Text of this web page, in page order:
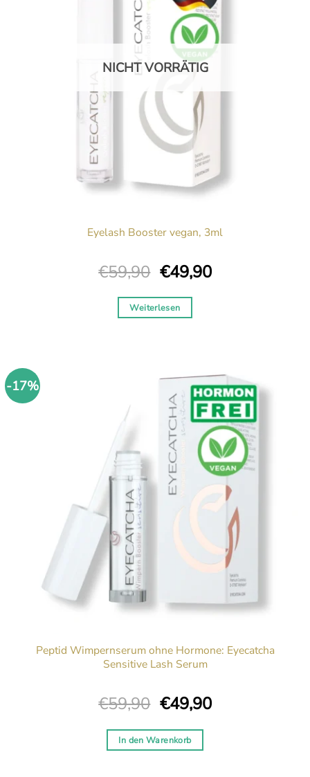
NICHT VORRÄTIG
Eyelash Booster vegan, 3ml
€59,90 Ursprünglicher
war:
€59,90
€49,90Aktueller
Weiterlesen
-17%
Peptid Wimpernserum ohne Hormone: Eyecatcha
Sensitive Lash Serum
€59,90 Ursprünglicher
war:
€59,90
€49,90Aktueller
In den Warenkorb